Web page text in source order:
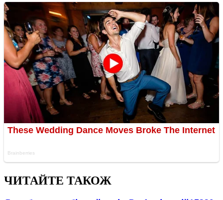
ЧИТАЙТЕ ТАКОЖ